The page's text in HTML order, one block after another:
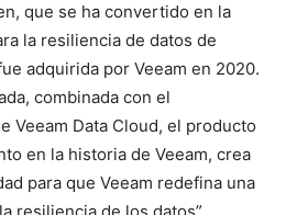
que se ha convertido en la
la resiliencia de datos de
adquirida por Veeam en 2020.
combinada con el
Veeam Data Cloud, el producto
en la historia de Veeam, crea
para que Veeam redefina una